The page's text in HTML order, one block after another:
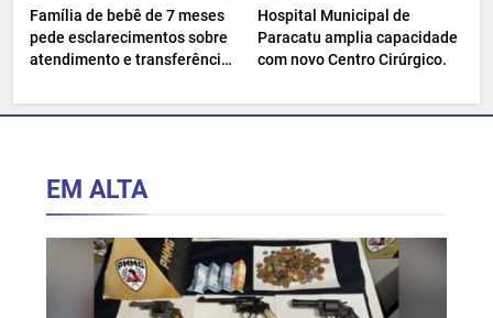
Família de bebê de 7 meses
pede esclarecimentos sobre
atendimento e transferência
Hospital Municipal de
Paracatu amplia capacidade
com novo Centro Cirúrgico.
EM ALTA